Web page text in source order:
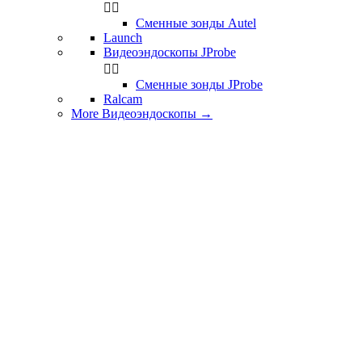
 
Сменные зонды Autel
Launch
Видеоэндоскопы JProbe
 
Сменные зонды JProbe
Ralcam
More Видеоэндоскопы →